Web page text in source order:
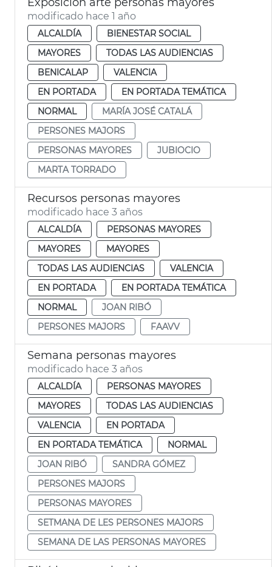
modificado hace 1 año
ALCALDÍA
BIENESTAR SOCIAL
MAYORES
TODAS LAS AUDIENCIAS
BENICALAP
VALENCIA
EN PORTADA
EN PORTADA TEMÁTICA
NORMAL
MARÍA JOSÉ CATALÁ
PERSONES MAJORS
PERSONAS MAYORES
JUBIOCIO
MARTA TORRADO
Recursos personas mayores
modificado hace 3 años
ALCALDÍA
PERSONAS MAYORES
MAYORES
MAYORES
TODAS LAS AUDIENCIAS
VALENCIA
EN PORTADA
EN PORTADA TEMÁTICA
NORMAL
JOAN RIBÓ
PERSONES MAJORS
FAAVV
Semana personas mayores
modificado hace 3 años
ALCALDÍA
PERSONAS MAYORES
MAYORES
TODAS LAS AUDIENCIAS
VALENCIA
EN PORTADA
EN PORTADA TEMÁTICA
NORMAL
JOAN RIBÓ
SANDRA GÓMEZ
PERSONES MAJORS
PERSONAS MAYORES
SETMANA DE LES PERSONES MAJORS
SEMANA DE LAS PERSONAS MAYORES